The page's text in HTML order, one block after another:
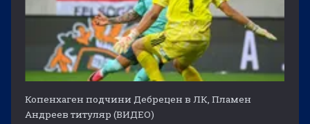
Копенхаген подчини Дебрецен в ЛК, Пламен
Андреев титуляр (ВИДЕО)